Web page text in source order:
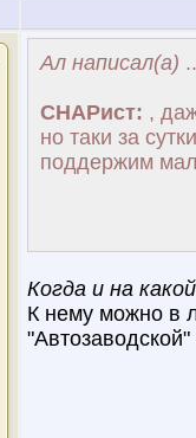
Ал написал(а)
СНАРист: ,
но таки за
поддержим
Когда и на
К нему можно в